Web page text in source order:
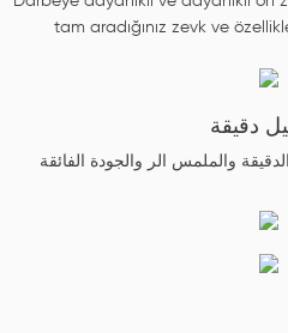
tam aradığınız zevk ve
دقيقة